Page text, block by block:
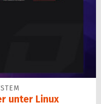
unter Linux